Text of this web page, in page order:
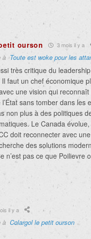
ourson 3 mois il y a
àToute est woke pour les
très critique du
faut un chef économique
une vision qui reconnaît
sans tomber dans les
non plus à des politiques
Le Canada évolue,
doit reconnecter avec
des solutions
n’est pas ce que Poilievre
il y a
à Colargol le petit ourson